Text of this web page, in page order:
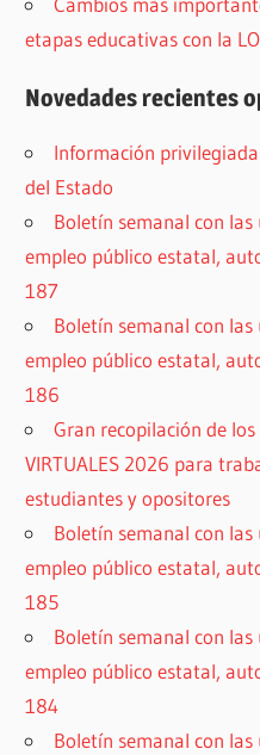
etapas educativas con la
Novedades recientes
Información
del Estado
Boletín semanal con
empleo público estatal,
187
Boletín semanal con
empleo público estatal,
186
Gran recopilación de los
VIRTUALES 2026 para
estudiantes y opositores
Boletín semanal con
empleo público estatal,
185
Boletín semanal con
empleo público estatal,
184
Boletín semanal con